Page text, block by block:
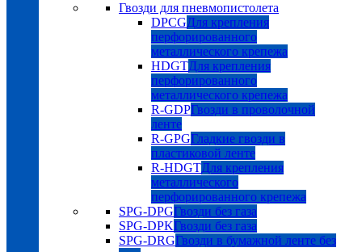
Гвозди для пневмопистолета
DPCGДля крепления
перфорированного
металлического крепежа
HDGTДля крепления
перфорированного
металлического крепежа
R-GDPГвозди в проволочной
ленте
R-GPGГладкие гвозди в
пластиковой ленте
R-HDGTДля крепления
металлического
перфорированного крепежа
SPG-DPGГвозди без газа
SPG-DPKГвозди без газа
SPG-DRGГвозди в бумажной ленте без